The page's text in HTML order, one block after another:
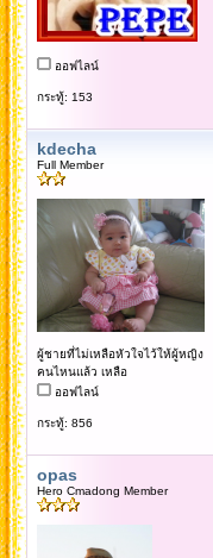
ออฟไลน์
กระทู้: 153
kdecha
Full Member
ผู้ชายที่ไม่เหลือหัวใจไว้ให้ผู้หญิง
คนไหนแล้ว เหลือ
ออฟไลน์
กระทู้: 856
opas
Hero Cmadong Member